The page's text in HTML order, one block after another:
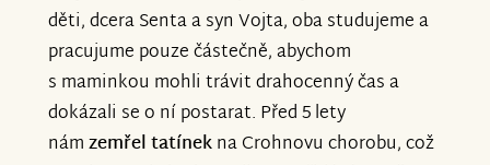
děti, dcera Senta a syn Vojta, oba studujeme a
pracujume pouze částečně, abychom
s maminkou mohli trávit drahocenný čas a
dokázali se o ní postarat. Před 5 lety
námzemřel tatínekna Crohnovu chorobu, což